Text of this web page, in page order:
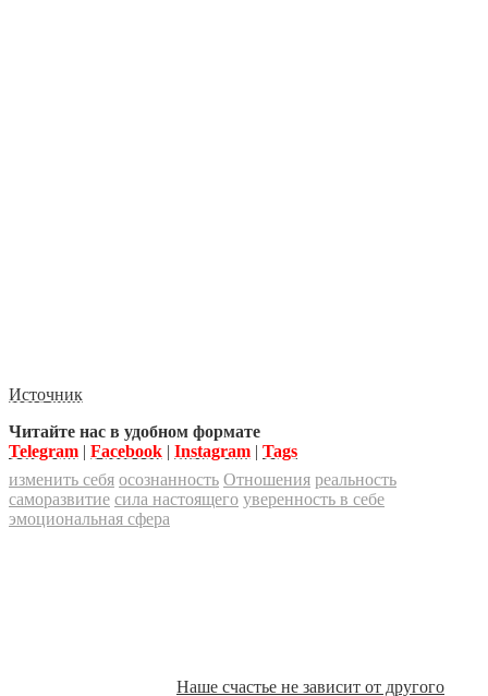
Источник
Читайте нас в удобном формате
Telegram | Facebook | Instagram | Tags
изменить себя осознанность Отношения реальность
саморазвитие сила настоящего уверенность в себе
эмоциональная сфера
Наше счастье не зависит от другого